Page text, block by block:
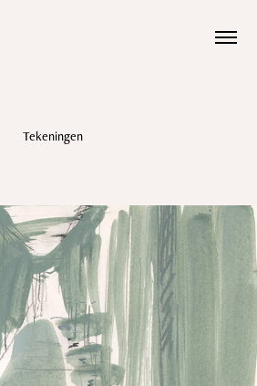
Tekeningen
2023
Bolognese echo’s